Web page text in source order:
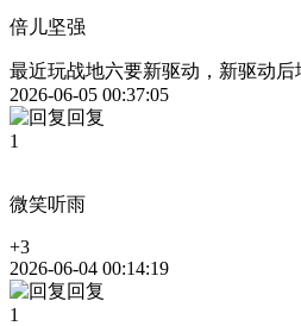
倍儿坚强
最近玩战地六要新驱动，新驱动
2026-06-05 00:37:05
回复
1
微笑听雨
+3
2026-06-04 00:14:19
回复
1